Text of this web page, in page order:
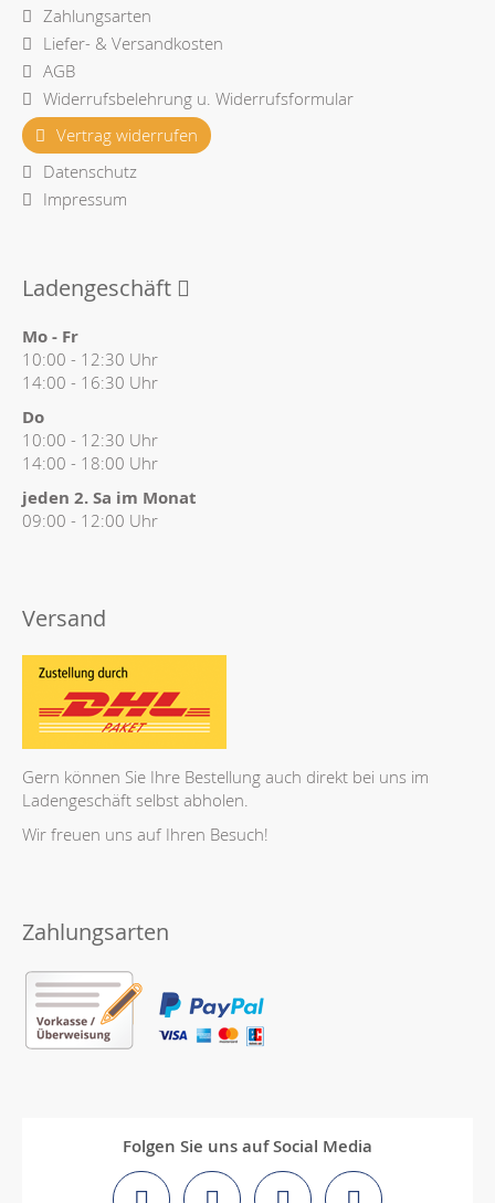
Zahlungsarten
Liefer- & Versandkosten
AGB
Widerrufsbelehrung u. Widerrufsformular
Vertrag widerrufen
Datenschutz
Impressum
Ladengeschäft
Mo - Fr
10:00 - 12:30 Uhr
14:00 - 16:30 Uhr
Do
10:00 - 12:30 Uhr
14:00 - 18:00 Uhr
jeden 2. Sa im Monat
09:00 - 12:00 Uhr
Versand
Gern können Sie Ihre Bestellung auch direkt bei uns im
Ladengeschäft selbst abholen.
Wir freuen uns auf Ihren Besuch!
Zahlungsarten
Folgen Sie uns auf Social Media